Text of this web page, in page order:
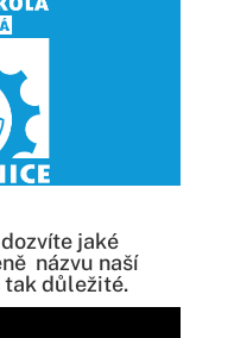
jaké
názvu naší
tak důležité.